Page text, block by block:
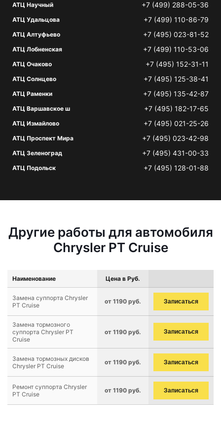
АТЦ Научный +7 (499) 288-05-36
АТЦ Удальцова +7 (499) 110-86-79
АТЦ Алтуфьево +7 (495) 023-81-52
АТЦ Лобненская +7 (499) 110-53-06
АТЦ Очаково +7 (495) 152-31-11
АТЦ Солнцево +7 (495) 125-38-41
АТЦ Раменки +7 (495) 135-42-87
АТЦ Варшавское ш +7 (495) 182-17-65
АТЦ Измайлово +7 (495) 021-25-26
АТЦ Проспект Мира +7 (495) 023-42-98
АТЦ Зеленоград +7 (495) 431-00-33
АТЦ Подольск +7 (495) 128-01-88
Другие работы для автомобиля
Chrysler PT Cruise
Наименование Цена в Руб.
Замена суппорта Chrysler
PT Cruise
от 1190 руб. Записаться
Замена тормозного
суппорта Chrysler PT
Cruise
от 1190 руб. Записаться
Замена тормозных дисков
Chrysler PT Cruise
от 1190 руб. Записаться
Ремонт суппорта Chrysler
PT Cruise
от 1190 руб. Записаться